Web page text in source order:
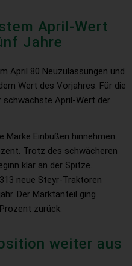
April-Wert
Jahre
April 80 Neuzulassungen und
Wert des Vorjahres. Für die
schwächste April-Wert der
Einbußen hinnehmen:
Trotz des schwächeren
klar an der Spitze.
neue Steyr-Traktoren
Der Marktanteil ging
zurück.
weiter aus